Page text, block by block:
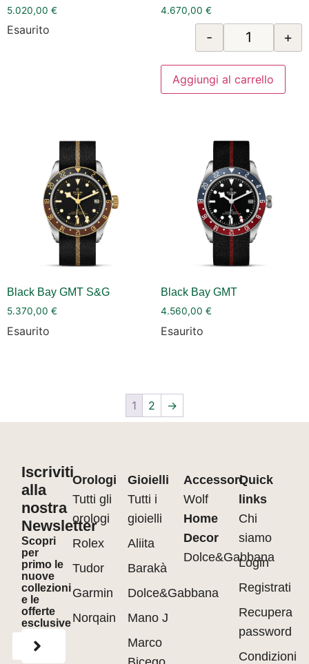
5.020,00 €
Esaurito
4.670,00 €
- +
Aggiungi al carrello
Black Bay GMT S&G
5.370,00 €
Esaurito
Black Bay GMT
4.560,00 €
Esaurito
1 2 →
Iscriviti
alla
nostra
Newsletter
Scopri
per
primo le
nuove
collezioni
e le
offerte
esclusive
Orologi
Tutti gli
orologi
Rolex
Tudor
Garmin
Norqain
Gioielli
Tutti i
gioielli
Aliita
Barakà
Dolce&Gabbana
Mano J
Marco
Accessori
Wolf
Home
Decor
Dolce&Gabbana
Quick
links
Chi
siamo
Login
Registrati
Recupera
password
Condizioni